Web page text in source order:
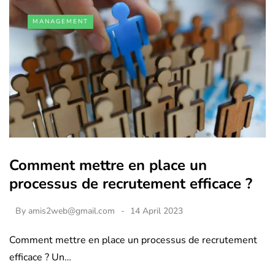
MANAGEMENT
Comment mettre en place un
processus de recrutement efficace ?
By amis2web@gmail.com 14 April 2023
Comment mettre en place un processus de recrutement
efficace ? Un…